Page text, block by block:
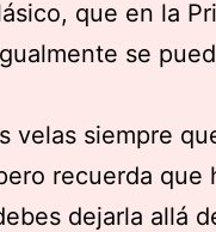
que en la
se
velas siempre
recuerda que
dejarla allá